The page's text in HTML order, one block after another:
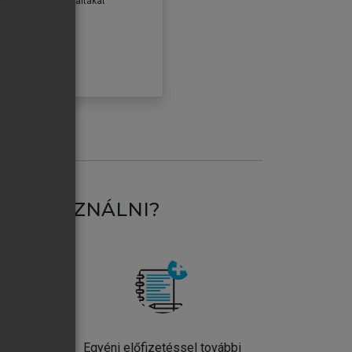
HASZNÁLNI?
Egyéni előfizetéssel további